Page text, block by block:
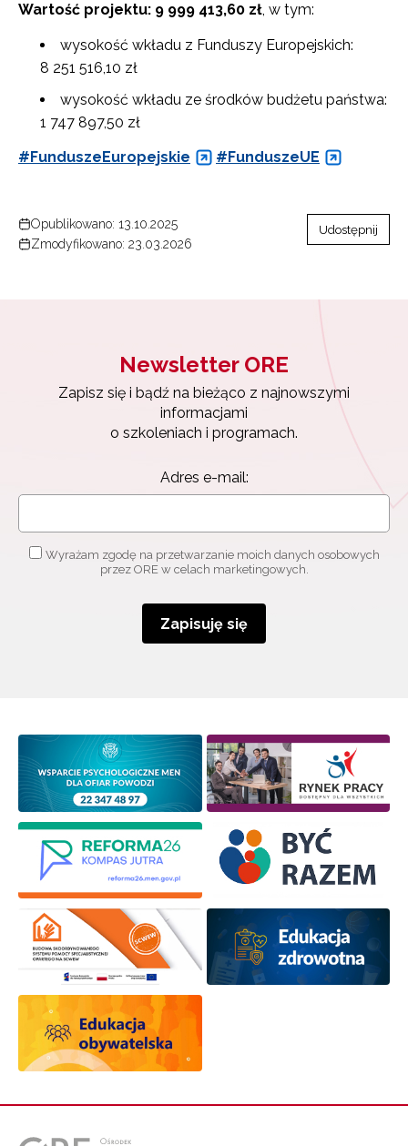
Wartość projektu: 9 999 413,60 zł, w tym:
wysokość wkładu z Funduszy Europejskich:
8 251 516,10 zł
wysokość wkładu ze środków budżetu państwa:
1 747 897,50 zł
#FunduszeEuropejskie
#FunduszeUE
Opublikowano: 13.10.2025
Zmodyfikowano: 23.03.2026
Udostępnij
Newsletter ORE
Zapisz się i bądź na bieżąco z najnowszymi
informacjami
o szkoleniach i programach.
Adres e-mail:
Wyrażam zgodę na przetwarzanie moich danych osobowych
przez ORE w celach marketingowych.
Zapisuję się
Zapisz się i bądź na bieżąco z najnowszymi
informacjami
o szkoleniach i programach.
osobowych przez ORE w celach marketingowych.
Zapisuję się